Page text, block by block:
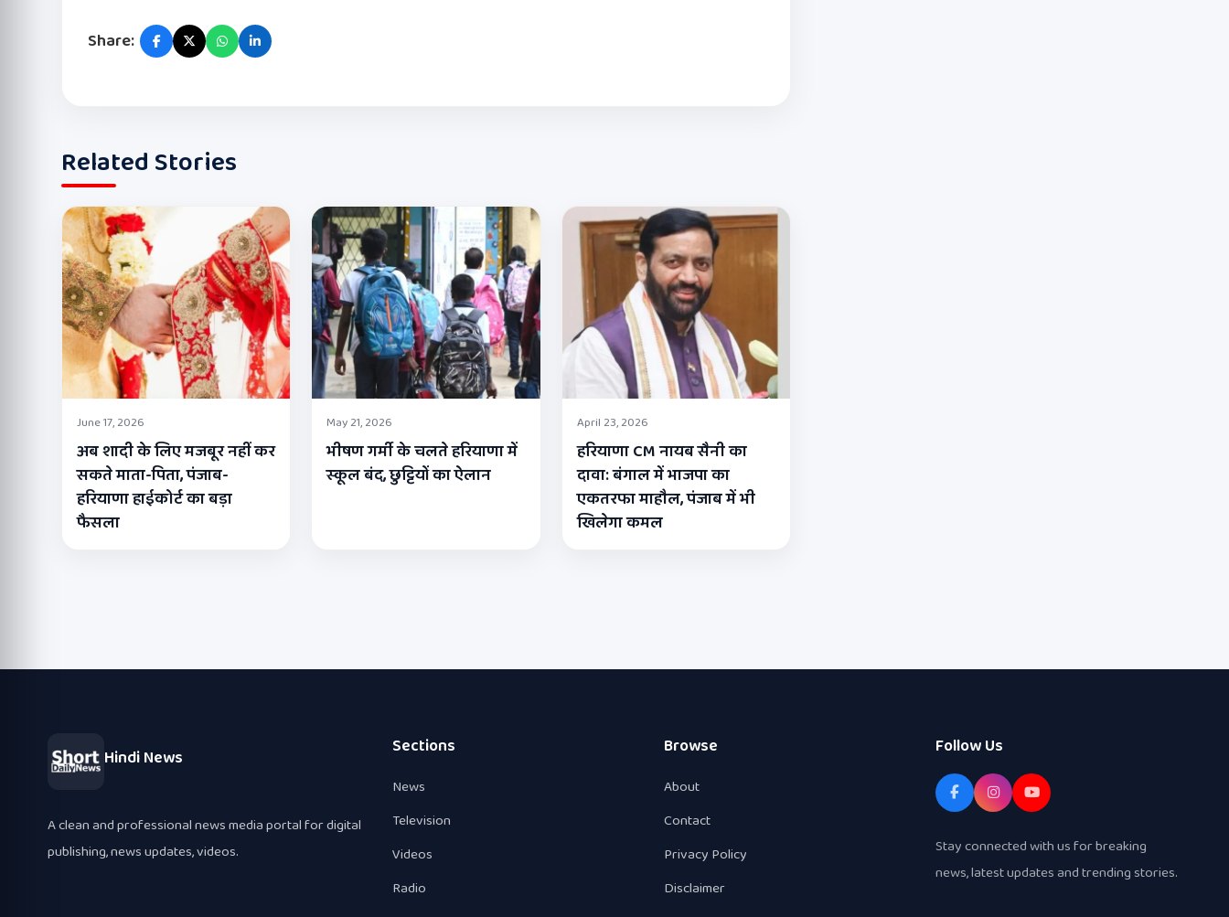
Share:
Related Stories
June 17, 2026
अब शादी के लिए मजबूर नहीं कर
सकते माता-पिता, पंजाब-
हरियाणा हाईकोर्ट का बड़ा
फैसला
May 21, 2026
भीषण गर्मी के चलते हरियाणा में
स्कूल बंद, छुट्टियों का ऐलान
April 23, 2026
हरियाणा CM नायब सैनी का
दावा: बंगाल में भाजपा का
एकतरफा माहौल, पंजाब में भी
खिलेगा कमल
Hindi News
A clean and professional news media portal for digital
publishing, news updates, videos.
Sections
News
Television
Videos
Radio
Browse
About
Contact
Privacy Policy
Disclaimer
Follow Us
Stay connected with us for breaking
news, latest updates and trending stories.